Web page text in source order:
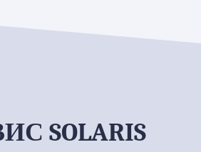
SOLARIS